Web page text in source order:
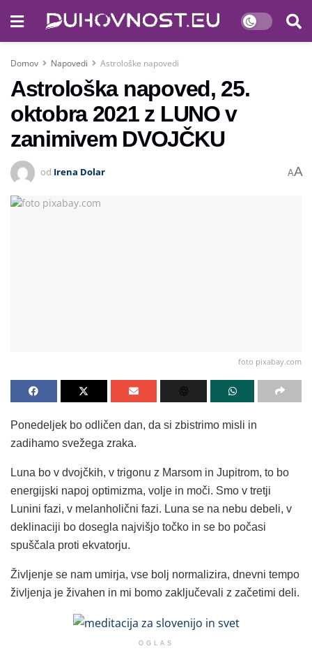
Domov Napovedi Astrološke napovedi
Astrološka napoved, 25.
oktobra 2021 z LUNO v
zanimivem DVOJČKU
od Irena Dolar AA
foto pixabay.com
Ponedeljek bo odličen dan, da si zbistrimo misli in
zadihamo svežega zraka.
Luna bo v dvojčkih, v trigonu z Marsom in Jupitrom, to bo
energijski napoj optimizma, volje in moči. Smo v tretji
Lunini fazi, v melanholični fazi. Luna se na nebu debeli, v
deklinaciji bo dosegla najvišjo točko in se bo počasi
spuščala proti ekvatorju.
Življenje se nam umirja, vse bolj normalizira, dnevni tempo
življenja je živahen in mi bomo zaključevali z začetimi deli.
OGLAS